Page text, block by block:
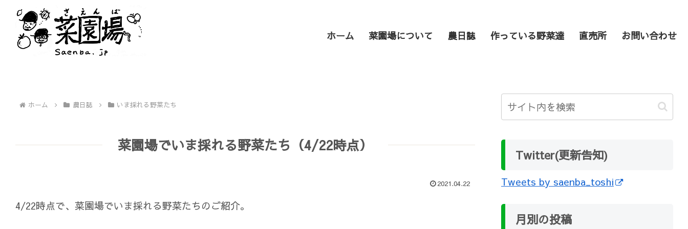
ホーム 菜園場について 農日誌 作っている野菜達 直売所 お問い合わせ
ホーム 農日誌 いま採れる野菜たち
菜園場でいま採れる野菜たち（4/22時点）
2021.04.22
4/22時点で、菜園場でいま採れる野菜たちのご紹介。
Twitter(更新告知)
Tweets by saenba_toshi
月別の投稿